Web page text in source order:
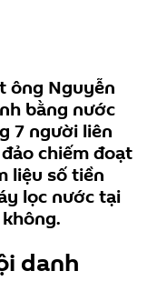
ông Nguyễn
bằng nước
7 người liên
chiếm đoạt
liệu số tiền
lọc nước tại
danh